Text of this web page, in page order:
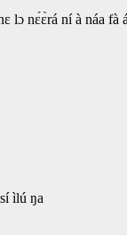
lɔ nɛ́ɛ̀rá ní à náa fà
ìlú ŋa